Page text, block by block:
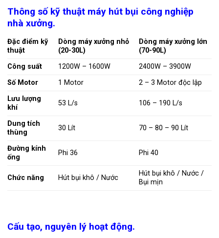
Thông số kỹ thuật máy hút bụi công nghiệp
nhà xưởng.
Đặc điểm kỹ
thuật
Dòng máy xưởng nhỏ
(20-30L)
Dòng máy xưởng lớn
(70-90L)
Công suất
1200W – 1600W
2400W – 3900W
Số Motor
1 Motor
2 – 3 Motor độc lập
Lưu lượng
khí
53 L/s 106 – 190 L/s
Dung tích
thùng
30 Lít 70 – 80 – 90 Lít
Đường kính
ống
Phi 36 Phi 40
Chức năng Hút bụi khô / Nước
Hút bụi khô / Nước /
Bụi mịn
Cấu tạo, nguyên lý hoạt động.